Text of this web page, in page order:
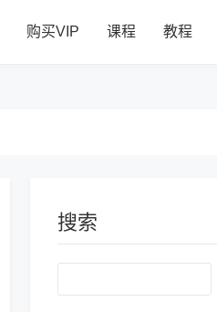
购买VIP 课程 教程
搜索